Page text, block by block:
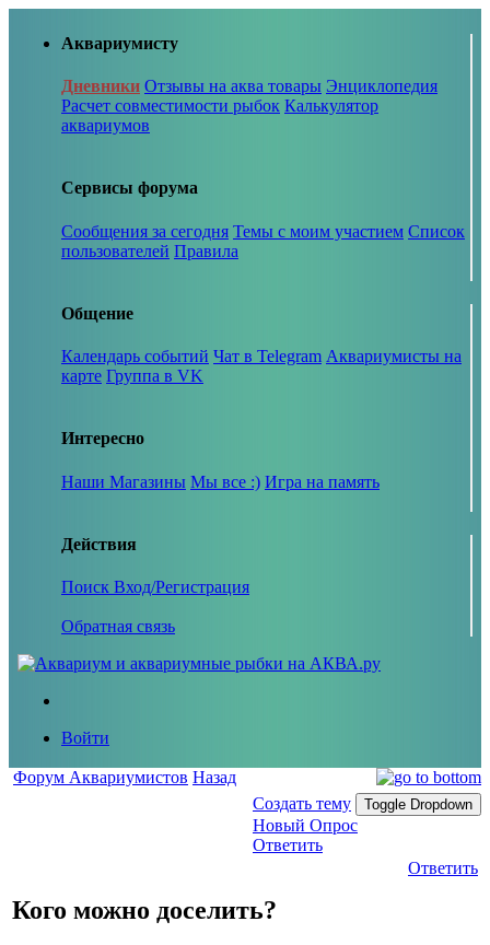
Аквариумисту
Дневники Отзывы на аква товары Энциклопедия
Расчет совместимости рыбок Калькулятор
аквариумов
Сервисы форума
Сообщения за сегодня Темы с моим участием Список
пользователей Правила
Общение
Календарь событий Чат в Telegram Аквариумисты на
карте Группа в VK
Интересно
Наши Магазины Мы все :) Игра на память
Действия
Поиск Вход/Регистрация
Обратная связь
Войти
Форум Аквариумистов Назад
Создать тему
Toggle Dropdown
Новый Опрос
Ответить
Ответить
Кого можно доселить?